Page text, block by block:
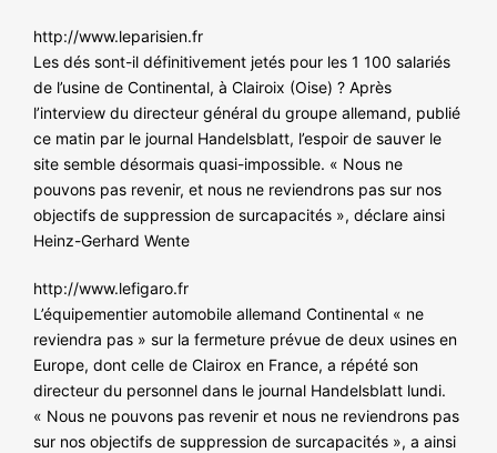
http://www.leparisien.fr
Les dés sont-il définitivement jetés pour les 1 100 salariés
de l’usine de Continental, à Clairoix (Oise) ? Après
l’interview du directeur général du groupe allemand, publié
ce matin par le journal Handelsblatt, l’espoir de sauver le
site semble désormais quasi-impossible. « Nous ne
pouvons pas revenir, et nous ne reviendrons pas sur nos
objectifs de suppression de surcapacités », déclare ainsi
Heinz-Gerhard Wente
http://www.lefigaro.fr
L’équipementier automobile allemand Continental « ne
reviendra pas » sur la fermeture prévue de deux usines en
Europe, dont celle de Clairox en France, a répété son
directeur du personnel dans le journal Handelsblatt lundi.
« Nous ne pouvons pas revenir et nous ne reviendrons pas
sur nos objectifs de suppression de surcapacités », a ainsi